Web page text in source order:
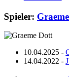
Spieler:
10.04.2025 -
14.04.2022 -